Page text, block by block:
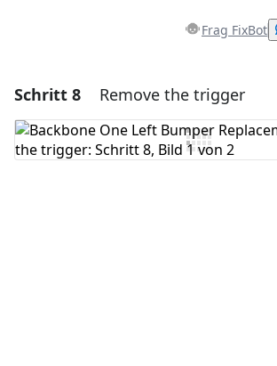
Frag FixBot
Einen Kommentar hinzufügen
Kommentar hinzufügen
Schritt 8 Remove the trigger